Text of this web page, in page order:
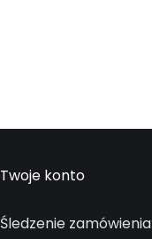
Twoje konto
Śledzenie zamówienia